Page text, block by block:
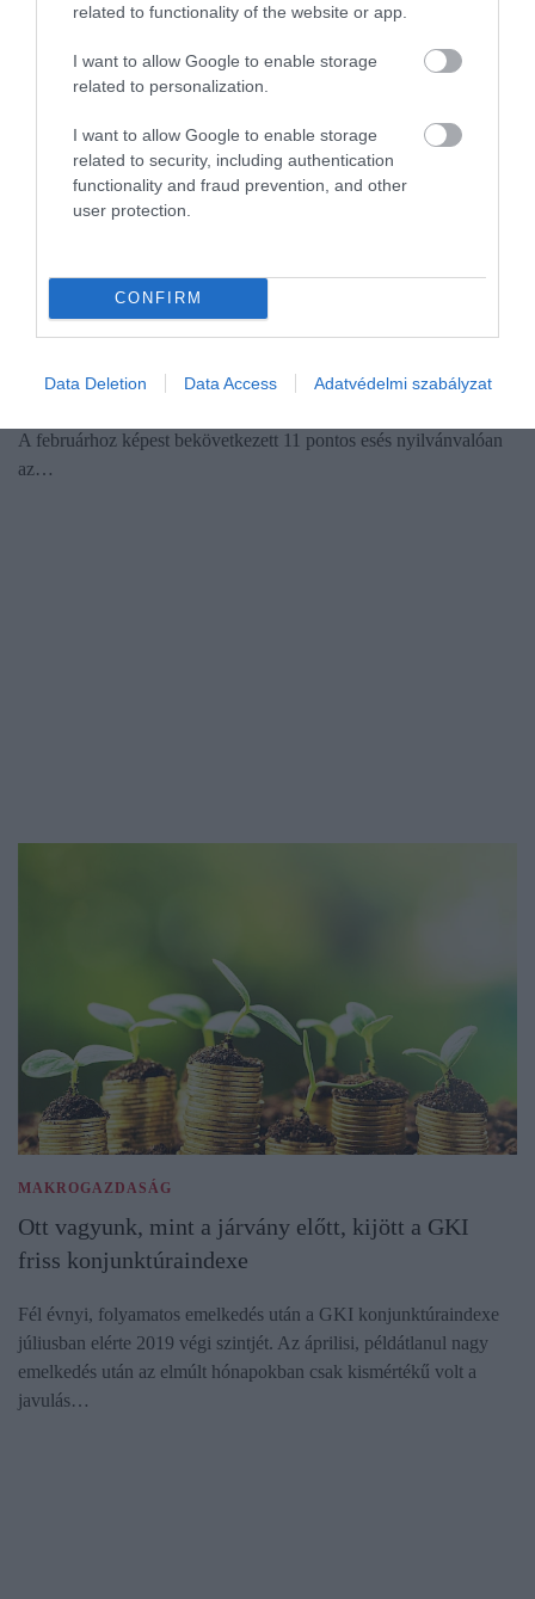
related to functionality of the website or app.
I want to allow Google to enable storage
related to personalization.
I want to allow Google to enable storage
related to security, including authentication
functionality and fraud prevention, and other
user protection.
CONFIRM
Data Deletion Data Access Adatvédelmi szabályzat
MAKROGAZDASÁG
A háború odavágott a magyarok optimizmusának
Három hónapos javulás után jelentősen, az egy évvel ezelőtti
A februárhoz képest bekövetkezett 11 pontos esés nyilvánvalóan
az…
MAKROGAZDASÁG
Ott vagyunk, mint a járvány előtt, kijött a GKI
friss konjunktúraindexe
Fél évnyi, folyamatos emelkedés után a GKI konjunktúraindexe
júliusban elérte 2019 végi szintjét. Az áprilisi, példátlanul nagy
emelkedés után az elmúlt hónapokban csak kismértékű volt a
javulás…